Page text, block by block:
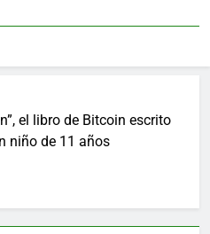
el libro de Bitcoin escrito
niño de 11 años